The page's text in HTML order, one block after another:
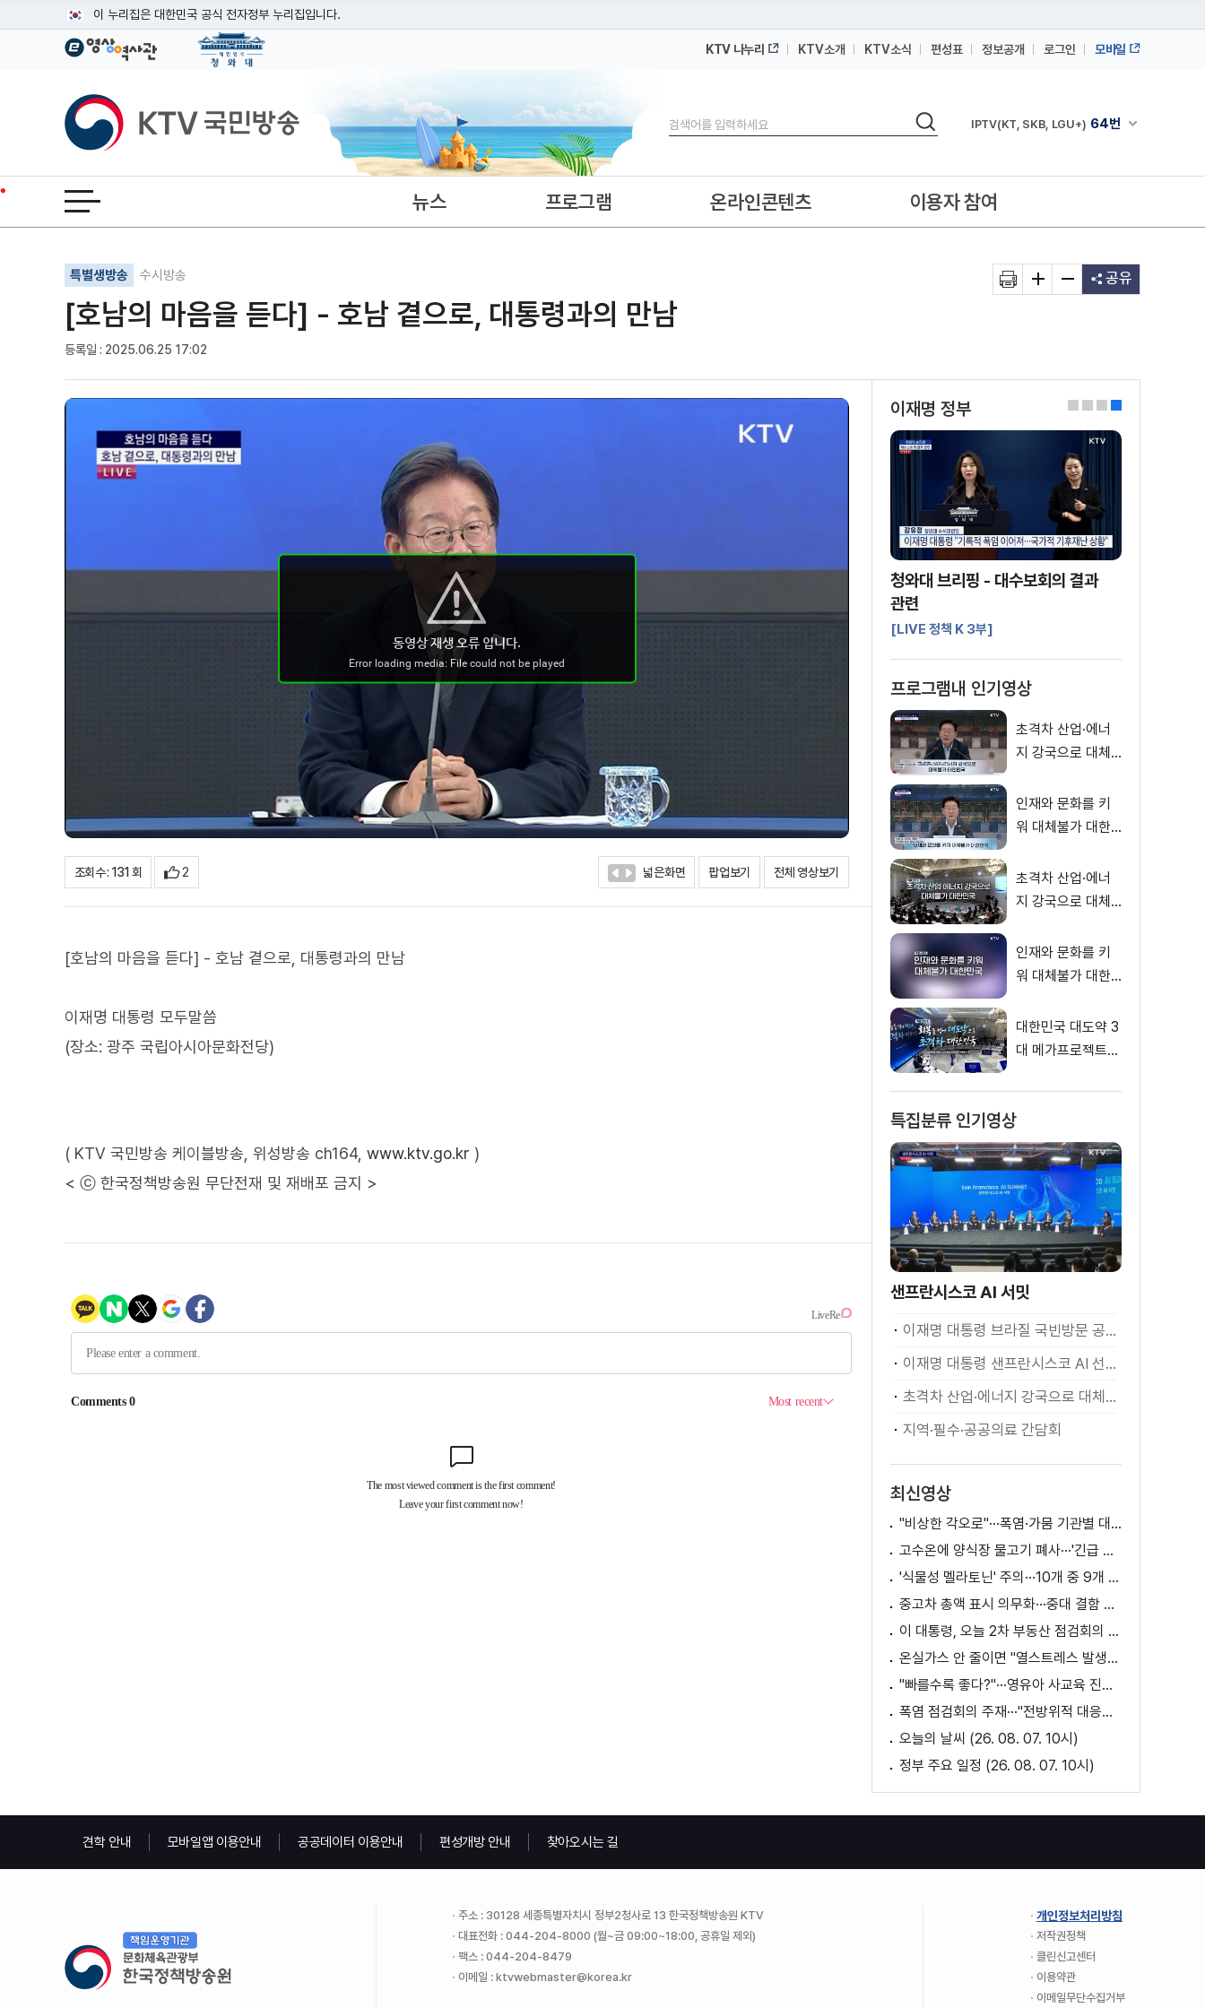
이 누리집은 대한민국 공식 전자정부 누리집입니다.
공식 누리집 주소 확인하기
이밖에 or.kr 또는 .kr등 다른 도메인 주소를 사용하고 있다면 아래 URL에서 도메인 주소를 확인해 보세요
운영중인 공식 누리집보기
KTV 나누리 KTV소개 KTV소식 편성표 정보공개 로그인 모바일
KTV국민방송
검색
검색 채널안내 펼쳐
IPTV(KT, SKB, LGU+) 64번
IPTV(KT, SKB, LGU+)
전체메뉴 열기 뉴스 프로그램 온라인콘텐츠 이용자 참여
특별생방송 수시방송
[호남의 마음을 듣다] - 호남 곁으로, 대통령과의 만남
등록일 : 2025.06.25 17:02
기사인쇄
글자확대
글자축소 공유
조회수 : 131 회 2 넓은화면 팝업보기 전체 영상보기
[호남의 마음을 듣다] - 호남 곁으로, 대통령과의 만남
이재명 대통령 모두말씀
(장소: 광주 국립아시아문화전당)
( KTV 국민방송 케이블방송, 위성방송 ch164, www.ktv.go.kr )
< ⓒ 한국정책방송원 무단전재 및 재배포 금지 >
이재명 정부 0
1
2
3
청와대 브리핑 - 대수보회의 결과
관련
[LIVE 정책 K 3부]
프로그램내 인기영상
초격차 산업·에너
지 강국으로 대체
재명 대통령 모두
말씀
인재와 문화를 키
워 대체불가 대한
령 모두말씀
초격차 산업·에너
지 강국으로 대체
인재와 문화를 키
워 대체불가 대한
대한민국 대도약 3
대 메가프로젝트
특집분류 인기영상
샌프란시스코 AI 서밋
이재명 대통령 브라질 국빈방문 공식환영식
이재명 대통령 샌프란시스코 AI 선언
초격차 산업·에너지 강국으로 대체불가 대한민국 이재명 대통령 모두말씀
지역·필수·공공의료 간담회
최신영상
"비상한 각오로"···폭염·가뭄 기관별 대책은?
고수온에 양식장 물고기 폐사···'긴급 방류' 지원
'식물성 멜라토닌' 주의···10개 중 9개 처방 용량 초과
중고차 총액 표시 의무화···중대 결함 시 '계약 해제'
이 대통령, 오늘 2차 부동산 점검회의 주재
온실가스 안 줄이면 "열스트레스 발생일 29배 증가"
"빠를수록 좋다?"···영유아 사교육 진실과 해법은?
폭염 점검회의 주재···"전방위적 대응체계 가동"
오늘의 날씨 (26. 08. 07. 10시)
정부 주요 일정 (26. 08. 07. 10시)
견학 안내 모바일앱 이용안내 공공데이터 이용안내 편성개방 안내 찾아오시는 길
주소 : 30128 세종특별자치시 정부2청사로 13 한국정책방송원 KTV
대표전화 : 044-204-8000 (월~금 09:00~18:00, 공휴일 제외)
팩스 : 044-204-8479
이메일 : ktvwebmaster@korea.kr
개인정보처리방침
저작권정책
클린신고센터
이용약관
이메일무단수집거부